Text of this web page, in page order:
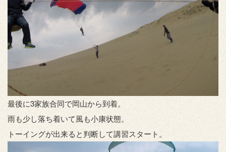
最後に3家族合同で岡山から到着。
雨も少し落ち着いて風も小康状態。
トーイングが出来ると判断して講習スタート。